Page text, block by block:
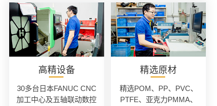
高精设备
30多台日本FANUC CNC
加工中心及五轴联动数控
精选原材
精选POM、PP、PVC、
PTFE、亚克力PMMA、